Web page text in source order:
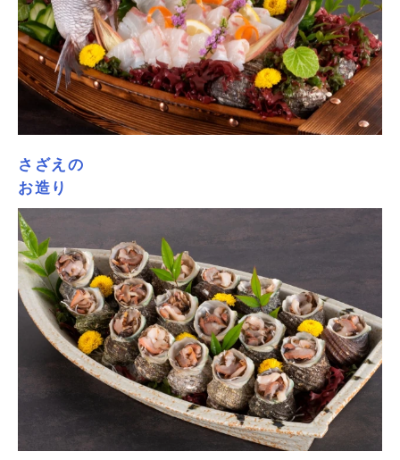
さざえの
お造り